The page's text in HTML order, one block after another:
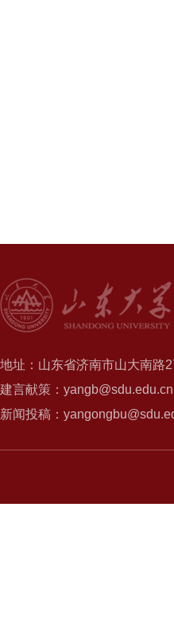
地址：山东省济南市山大南路
建言献策：yangb@sdu.edu.cn
新闻投稿：